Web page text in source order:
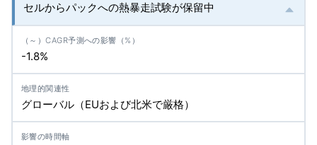
セルからパックへの熱暴走試験が保留中
-1.8%
グローバル（EUおよび北米で厳格）